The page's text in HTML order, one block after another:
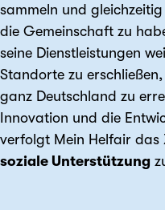
sammeln und
die Gemeinschaft zu
seine Dienstleistungen
Standorte zu
ganz Deutschland zu
Innovation und die
verfolgt Mein Helfair das
soziale Unterstützung